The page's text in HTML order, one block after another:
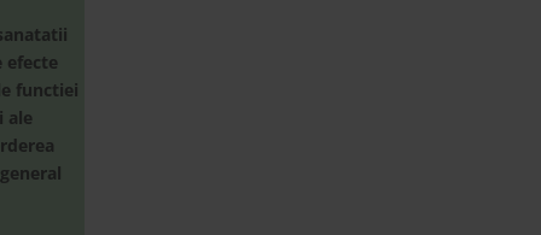
efecte
functiei
ale